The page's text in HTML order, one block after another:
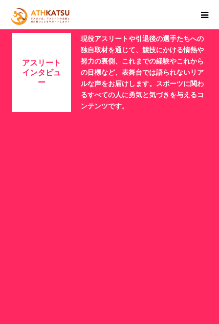
アスリート
インタビュ
ー
現役アスリートや引退後の選手たちへの
独自取材を通じて、競技にかける情熱や
努力の裏側、これまでの経験やこれから
の目標など、表舞台では語られないリア
ルな声をお届けします。スポーツに関わ
るすべての人に勇気と気づきを与えるコ
ンテンツです。